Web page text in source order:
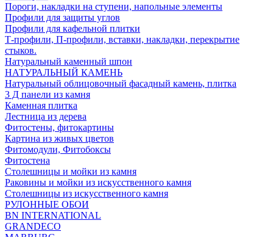
Пороги, накладки на ступени, напольные элементы
Профили для защиты углов
Профили для кафельной плитки
Т-профили, П-профили, вставки, накладки, перекрытие
стыков.
Натуральный каменный шпон
НАТУРАЛЬНЫЙ КАМЕНЬ
Натуральный облицовочный фасадный камень, плитка
3 Д панели из камня
Каменная плитка
Лестница из дерева
Фитостены, фитокартины
Картина из живых цветов
Фитомодули, Фитобоксы
Фитостена
Столешницы и мойки из камня
Раковины и мойки из искусственного камня
Столешницы из искусственного камня
РУЛОННЫЕ ОБОИ
BN INTERNATIONAL
GRANDECO